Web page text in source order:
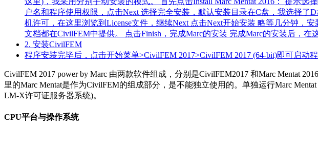
户名和程序使用权限，点击Next 选择完全安装，默认安装目录在C盘，我选择
机许可，在这里浏览到License文件，继续Next 点击Next开始安装 略等几分钟，
文档都在CivilFEM中提供。 点击Finish，完成Marc的安装 完成Marc的安装后，在
2. 安装CivilFEM
程序安装完毕后，点击开始菜单>CivilFEM 2017>CivilFEM 2017 (64-bit)即可启动
CivilFEM 2017 power by Marc 由两款软件组成，分别是CivilFEM2017 和Marc Mentat
里的Marc Mentat是作为CivilFEM的组成部分，是不能独立使用的。单独运行Marc
LM-X许可证服务器系统)。
CPU平台与操作系统